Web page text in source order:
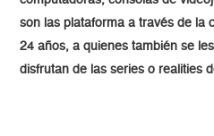
son las plataforma a través de la
24 años, a quienes también se
disfrutan de las series o realities